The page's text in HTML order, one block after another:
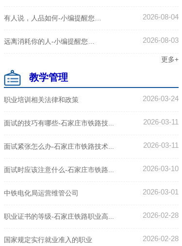
有人说，人品如何-小编提醒您… 2026-08-04
远离消耗你的人-小编提醒您… 2026-08-03
职业培训相关法律和政策 2026-03-24
面试的技巧有哪些-石家庄市铁路技... 2026-03-11
面试紧张怎么办-石家庄市铁路技术... 2026-03-11
面试时应该注意什么-石家庄市铁路... 2026-03-10
中铁电化局运营维管公司 2026-03-01
职业证书的等级-石家庄铁路职业高... 2026-02-28
国家规定实行就业准入的职业 2026-02-28
教学管理
更多+
更多+